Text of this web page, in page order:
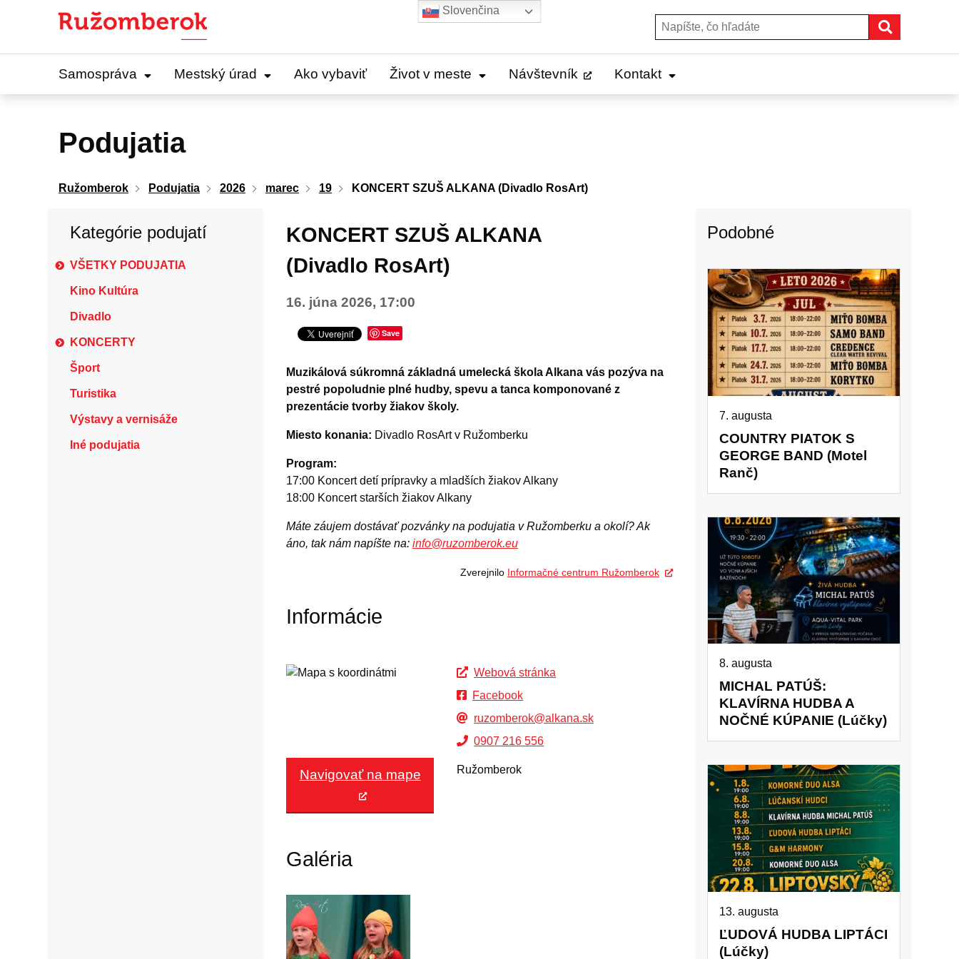
Hľadať:
Samospráva Mestský úrad Ako vybaviť Život v meste Návštevník Kontakt
Podujatia
Ružomberok Podujatia 2026 marec 19 KONCERT SZUŠ ALKANA (Divadlo RosArt)
Kategórie podujatí
VŠETKY PODUJATIA
Kino Kultúra
Divadlo
KONCERTY
Šport
Turistika
Výstavy a vernisáže
Iné podujatia
KONCERT SZUŠ ALKANA
(Divadlo RosArt)
16. júna 2026, 17:00
Save
Muzikálová súkromná základná umelecká škola Alkana vás pozýva na
pestré popoludnie plné hudby, spevu a tanca komponované z
prezentácie tvorby žiakov školy.
Miesto konania: Divadlo RosArt v Ružomberku
Program:
17:00 Koncert detí prípravky a mladších žiakov Alkany
18:00 Koncert starších žiakov Alkany
Máte záujem dostávať pozvánky na podujatia v Ružomberku a okolí? Ak
áno, tak nám napíšte na: info@ruzomberok.eu
Zverejnilo Informačné centrum Ružomberok
Informácie
Navigovať na mape
Webová stránka
Facebook
ruzomberok@alkana.sk
0907 216 556
Ružomberok
Galéria
Podobné
COUNTRY PIATOK S
GEORGE BAND (Motel
Ranč)
7. augusta
MICHAL PATÚŠ:
KLAVÍRNA HUDBA A
NOČNÉ KÚPANIE (Lúčky)
8. augusta
ĽUDOVÁ HUDBA LIPTÁCI
(Lúčky)
13. augusta
Slovenčina